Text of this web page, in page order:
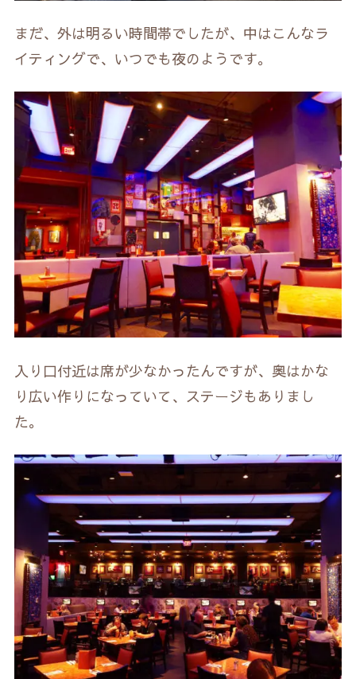
まだ、外は明るい時間帯でしたが、中はこんなラ
イティングで、いつでも夜のようです。
入り口付近は席が少なかったんですが、奥はかな
り広い作りになっていて、ステージもありまし
た。